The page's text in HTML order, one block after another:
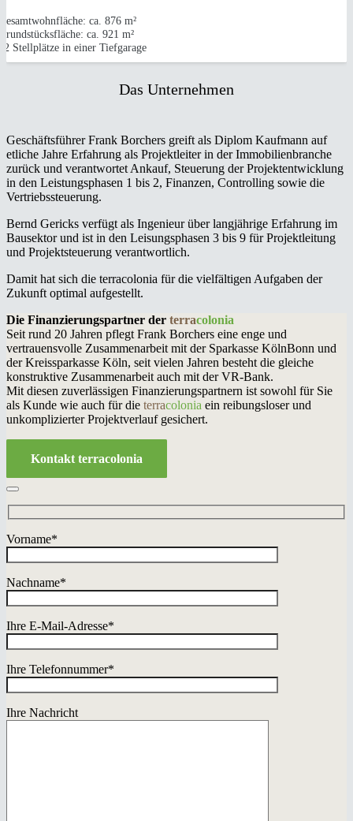
ca. 876 m²
ca. 921 m²
Stellplätze in einer Tiefgarage
Das Unternehmen
Geschäftsführer Frank Borchers greift als Diplom Kaufmann auf
etliche Jahre Erfahrung als Projektleiter in der Immobilienbranche
zurück und verantwortet Ankauf, Steuerung der Projektentwicklung
in den Leistungsphasen 1 bis 2, Finanzen, Controlling sowie die
Vertriebssteuerung.
Bernd Gericks verfügt als Ingenieur über langjährige Erfahrung im
Bausektor und ist in den Leisungsphasen 3 bis 9 für Projektleitung
und Projektsteuerung verantwortlich.
Damit hat sich die terracolonia für die vielfältigen Aufgaben der
Zukunft optimal aufgestellt.
Die Finanzierungspartner der terracolonia
Seit rund 20 Jahren pflegt Frank Borchers eine enge und
vertrauensvolle Zusammenarbeit mit der Sparkasse KölnBonn und
der Kreissparkasse Köln, seit vielen Jahren besteht die gleiche
konstruktive Zusammenarbeit auch mit der VR-Bank.
Mit diesen zuverlässigen Finanzierungspartnern ist sowohl für Sie
als Kunde wie auch für die terracolonia ein reibungsloser und
unkomplizierter Projektverlauf gesichert.
Kontakt terracolonia
Vorname*
Nachname*
Ihre E-Mail-Adresse*
Ihre Telefonnummer*
Ihre Nachricht